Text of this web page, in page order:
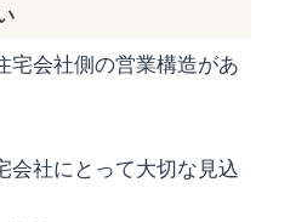
宅会社側の営業構造があ
会社にとって大切な見込